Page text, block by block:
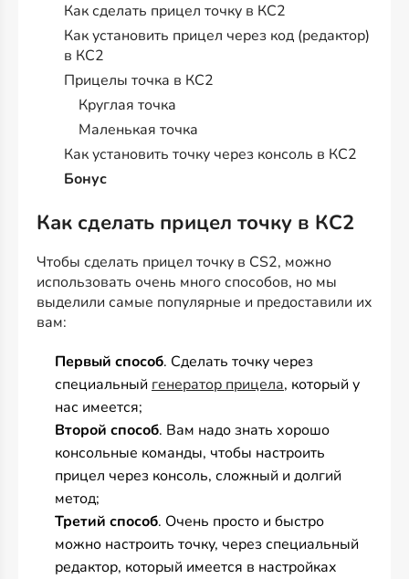
Как сделать прицел точку в КС2
Как установить прицел через код (редактор)
в КС2
Прицелы точка в КС2
Круглая точка
Маленькая точка
Как установить точку через консоль в КС2
Бонус
Как сделать прицел точку в КС2
Чтобы сделать прицел точку в CS2, можно
использовать очень много способов, но мы
выделили самые популярные и предоставили их
вам:
Первый способ. Сделать точку через
специальный генератор прицела, который у
нас имеется;
Второй способ. Вам надо знать хорошо
консольные команды, чтобы настроить
прицел через консоль, сложный и долгий
метод;
Третий способ. Очень просто и быстро
можно настроить точку, через специальный
редактор, который имеется в настройках